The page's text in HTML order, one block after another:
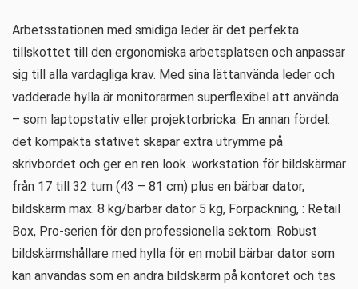
Arbetsstationen med smidiga leder är det perfekta
tillskottet till den ergonomiska arbetsplatsen och anpassar
sig till alla vardagliga krav. Med sina lättanvända leder och
vadderade hylla är monitorarmen superflexibel att använda
– som laptopstativ eller projektorbricka. En annan fördel:
det kompakta stativet skapar extra utrymme på
skrivbordet och ger en ren look. workstation för bildskärmar
från 17 till 32 tum (43 – 81 cm) plus en bärbar dator,
bildskärm max. 8 kg/bärbar dator 5 kg, Förpackning, : Retail
Box, Pro-serien för den professionella sektorn: Robust
bildskärmshållare med hylla för en mobil bärbar dator som
kan användas som en andra bildskärm på kontoret och tas